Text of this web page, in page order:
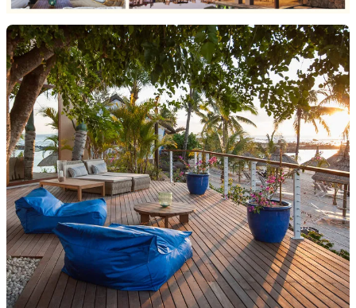
ROBINSON CRUSOE"-FEELING
PUR!
Das Boutique Hotel ist ideal für Gäste, die sich in
charmantem Ambiente verwöhnen lassen wollen.
Der Sandy Lane"Adults only"Bereich bietet Paaren viel
Platz fürEntspannung und Erholung, der Familienbereich
steht fürSport und Spaß.